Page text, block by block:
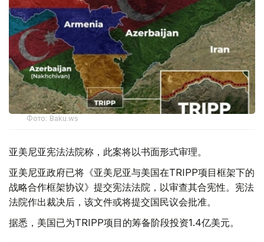
Фото: Baku.ws
亚美尼亚宪法法院称，此案将以书面形式审理。
亚美尼亚政府已将《亚美尼亚与美国在TRIPP项目框架下的
战略合作框架协议》提交宪法法院，以审查其合宪性。宪法
法院作出裁决后，该文件或将提交国民议会批准。
据悉，美国已为TRIPP项目的筹备阶段投资1.4亿美元。